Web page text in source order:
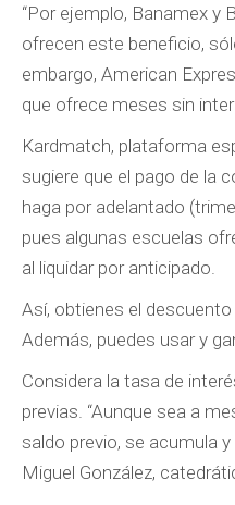
“Por ejemplo, Banamex y
ofrecen este beneficio,
embargo, American
que ofrece meses sin
Kardmatch, plataforma
sugiere que el pago de la
haga por adelantado
pues algunas escuelas
al liquidar por anticipado.
Así, obtienes el
Además, puedes usar y
Considera la tasa de
previas. “Aunque sea a
saldo previo, se acumula
Miguel González,